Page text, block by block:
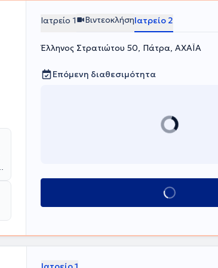
Ιατρείο 1 ΒιντεοκλήσηΙατρείο 2
Έλληνος Στρατιώτου 50, Πάτρα, ΑΧΑΪΑ
Επόμενη διαθεσιμότητα
Κλείσε ραντεβού